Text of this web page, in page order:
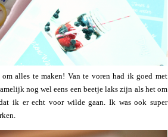
alles te maken! Van te voren had ik goed met
nog wel eens een beetje laks zijn als het om
dat ik er echt voor wilde gaan. Ik was ook super